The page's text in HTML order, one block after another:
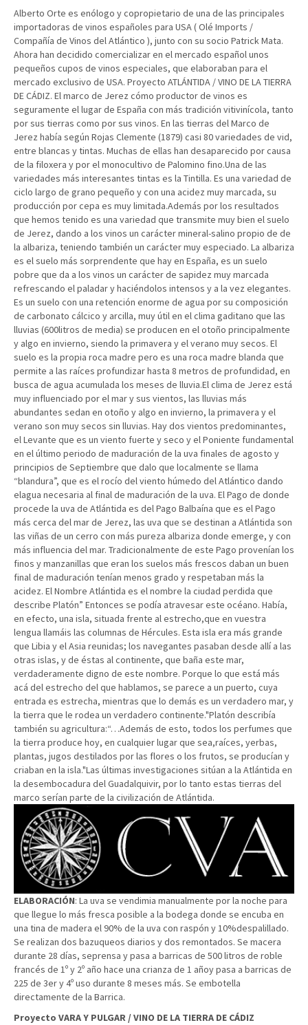
Alberto Orte es enólogo y copropietario de una de las principales
importadoras de vinos españoles para USA ( Olé Imports /
Compañía de Vinos del Atlántico ), junto con su socio Patrick Mata.
Ahora han decidido comercializar en el mercado español unos
pequeños cupos de vinos especiales, que elaboraban para el
mercado exclusivo de USA. Proyecto ATLÁNTIDA / VINO DE LA TIERRA
DE CÁDIZ. El marco de Jerez cómo productor de vinos es
seguramente el lugar de España con más tradición vitivinícola, tanto
por sus tierras como por sus vinos. En las tierras del Marco de
Jerez había según Rojas Clemente (1879) casi 80 variedades de vid,
entre blancas y tintas. Muchas de ellas han desaparecido por causa
de la filoxera y por el monocultivo de Palomino fino.Una de las
variedades más interesantes tintas es la Tintilla. Es una variedad de
ciclo largo de grano pequeño y con una acidez muy marcada, su
producción por cepa es muy limitada.Además por los resultados
que hemos tenido es una variedad que transmite muy bien el suelo
de Jerez, dando a los vinos un carácter mineral-salino propio de de
la albariza, teniendo también un carácter muy especiado. La albariza
es el suelo más sorprendente que hay en España, es un suelo
pobre que da a los vinos un carácter de sapidez muy marcada
refrescando el paladar y haciéndolos intensos y a la vez elegantes.
Es un suelo con una retención enorme de agua por su composición
de carbonato cálcico y arcilla, muy útil en el clima gaditano que las
lluvias (600litros de media) se producen en el otoño principalmente
y algo en invierno, siendo la primavera y el verano muy secos. El
suelo es la propia roca madre pero es una roca madre blanda que
permite a las raíces profundizar hasta 8 metros de profundidad, en
busca de agua acumulada los meses de lluvia.El clima de Jerez está
muy influenciado por el mar y sus vientos, las lluvias más
abundantes sedan en otoño y algo en invierno, la primavera y el
verano son muy secos sin lluvias. Hay dos vientos predominantes,
el Levante que es un viento fuerte y seco y el Poniente fundamental
en el último periodo de maduración de la uva finales de agosto y
principios de Septiembre que dalo que localmente se llama
“blandura”, que es el rocío del viento húmedo del Atlántico dando
elagua necesaria al final de maduración de la uva. El Pago de donde
procede la uva de Atlántida es del Pago Balbaína que es el Pago
más cerca del mar de Jerez, las uva que se destinan a Atlántida son
las viñas de un cerro con más pureza albariza donde emerge, y con
más influencia del mar. Tradicionalmente de este Pago provenían los
finos y manzanillas que eran los suelos más frescos daban un buen
final de maduración tenían menos grado y respetaban más la
acidez. El Nombre Atlántida es el nombre la ciudad perdida que
describe Platón” Entonces se podía atravesar este océano. Había,
en efecto, una isla, situada frente al estrecho,que en vuestra
lengua llamáis las columnas de Hércules. Esta isla era más grande
que Libia y el Asia reunidas; los navegantes pasaban desde allí a las
otras islas, y de éstas al continente, que baña este mar,
verdaderamente digno de este nombre. Porque lo que está más
acá del estrecho del que hablamos, se parece a un puerto, cuya
entrada es estrecha, mientras que lo demás es un verdadero mar, y
la tierra que le rodea un verdadero continente."Platón describía
también su agricultura:“…Además de esto, todos los perfumes que
la tierra produce hoy, en cualquier lugar que sea,raíces, yerbas,
plantas, jugos destilados por las flores o los frutos, se producían y
criaban en la isla."Las últimas investigaciones sitúan a la Atlántida en
la desembocadura del Guadalquivir, por lo tanto estas tierras del
marco serían parte de la civilización de Atlántida.
ELABORACIÓN: La uva se vendimia manualmente por la noche para
que llegue lo más fresca posible a la bodega donde se encuba en
una tina de madera el 90% de la uva con raspón y 10%despalillado.
Se realizan dos bazuqueos diarios y dos remontados. Se macera
durante 28 días, seprensa y pasa a barricas de 500 litros de roble
francés de 1º y 2º año hace una crianza de 1 añoy pasa a barricas de
225 de 3er y 4º uso durante 8 meses más. Se embotella
directamente de la Barrica.
Proyecto VARA Y PULGAR / VINO DE LA TIERRA DE CÁDIZ